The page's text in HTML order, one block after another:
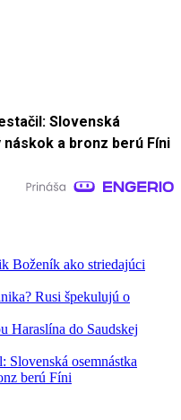
Slovenská
a bronz berú Fíni
Boženík ako striedajúci
Rusi špekulujú o
Haraslína do Saudskej
Slovenská osemnástka
berú Fíni